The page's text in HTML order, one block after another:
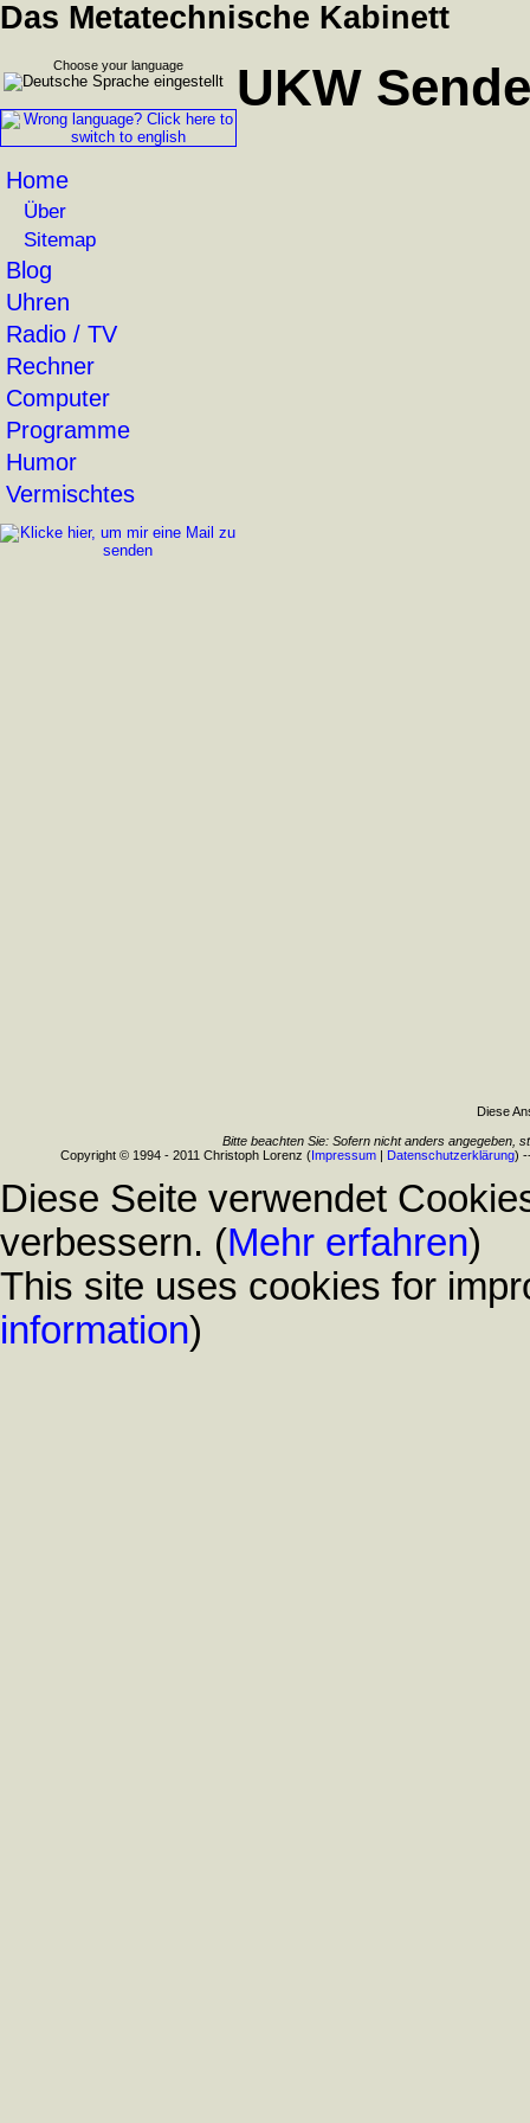
Das Metatechnische Kabinett
Choose your language
Home
Über
Sitemap
Blog
Uhren
Radio / TV
Rechner
Computer
Programme
Humor
Vermischtes
UKW
Diese
Bitte beachten Sie: Sofern nicht anders angegeben,
Copyright © 1994 - 2011 Christoph Lorenz (Impressum | Datenschutzerklärung)
Diese Seite verwendet
verbessern. (Mehr erfahren)
This site uses cookies for
information)